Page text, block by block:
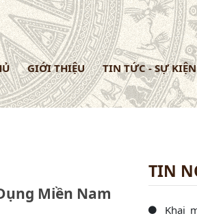
GIỚI THIỆU TIN TỨC - SỰ KIỆN
Miền Nam
TIN
Khai